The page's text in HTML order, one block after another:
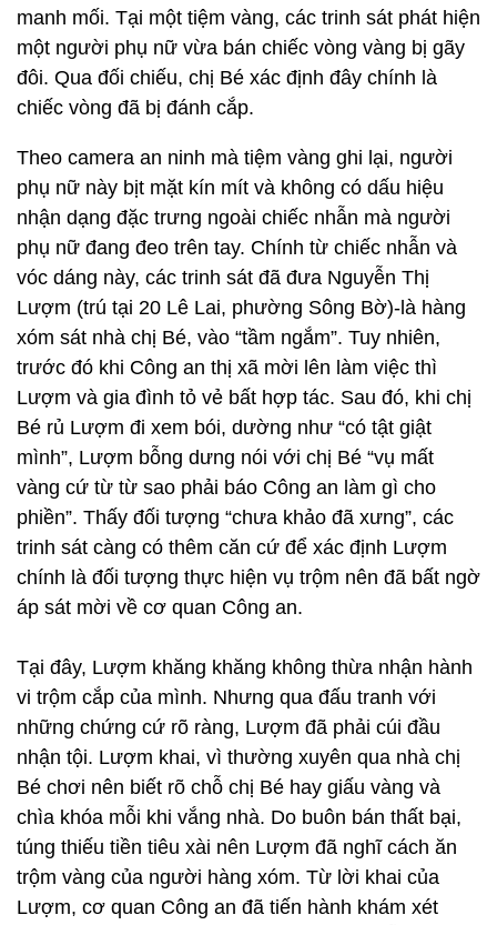
manh mối. Tại một tiệm vàng, các trinh sát phát hiện
một người phụ nữ vừa bán chiếc vòng vàng bị gãy
đôi. Qua đối chiếu, chị Bé xác định đây chính là
chiếc vòng đã bị đánh cắp.
Theo camera an ninh mà tiệm vàng ghi lại, người
phụ nữ này bịt mặt kín mít và không có dấu hiệu
nhận dạng đặc trưng ngoài chiếc nhẫn mà người
phụ nữ đang đeo trên tay. Chính từ chiếc nhẫn và
vóc dáng này, các trinh sát đã đưa Nguyễn Thị
Lượm (trú tại 20 Lê Lai, phường Sông Bờ)-là hàng
xóm sát nhà chị Bé, vào “tầm ngắm”. Tuy nhiên,
trước đó khi Công an thị xã mời lên làm việc thì
Lượm và gia đình tỏ vẻ bất hợp tác. Sau đó, khi chị
Bé rủ Lượm đi xem bói, dường như “có tật giật
mình”, Lượm bỗng dưng nói với chị Bé “vụ mất
vàng cứ từ từ sao phải báo Công an làm gì cho
phiền”. Thấy đối tượng “chưa khảo đã xưng”, các
trinh sát càng có thêm căn cứ để xác định Lượm
chính là đối tượng thực hiện vụ trộm nên đã bất ngờ
áp sát mời về cơ quan Công an.
Tại đây, Lượm khăng khăng không thừa nhận hành
vi trộm cắp của mình. Nhưng qua đấu tranh với
những chứng cứ rõ ràng, Lượm đã phải cúi đầu
nhận tội. Lượm khai, vì thường xuyên qua nhà chị
Bé chơi nên biết rõ chỗ chị Bé hay giấu vàng và
chìa khóa mỗi khi vắng nhà. Do buôn bán thất bại,
túng thiếu tiền tiêu xài nên Lượm đã nghĩ cách ăn
trộm vàng của người hàng xóm. Từ lời khai của
Lượm, cơ quan Công an đã tiến hành khám xét